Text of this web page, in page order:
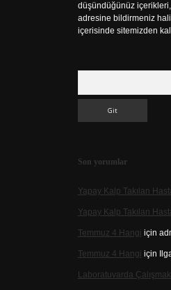
düşündüğünüz içerikleri,
adresine bildirmeniz
içerisinde sitemizden
Son yorumlar
Yapay Kalp Takılan
Yapay Kalp Takılan
Temmuz 4 Hangi için
Temmuz 4 Hangi için
Laboratuvarda